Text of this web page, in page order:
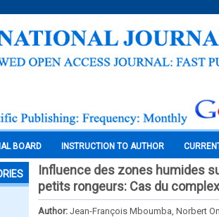
BOARD INSTRUCTION TO AUTHOR
Influence des zones humides
petits rongeurs: Cas du
Author: Jean-François Mboumba, Norbert